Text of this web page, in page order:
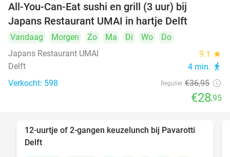
All-You-Can-Eat sushi en grill (3 uur) bij
Japans Restaurant UMAI in hartje Delft
Vandaag Morgen Zo Ma Di Wo
Do
Japans Restaurant UMAI
9.1 star
Delft 4 min. directions_walk
Verkocht: 598 Regulier €36,95
€28,95
31%
12-uurtje of 2-gangen keuzelunch bij Pavarotti
Delft